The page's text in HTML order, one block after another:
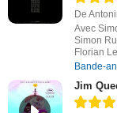
De
Avec
Simon
Florian
Bande-
Jim